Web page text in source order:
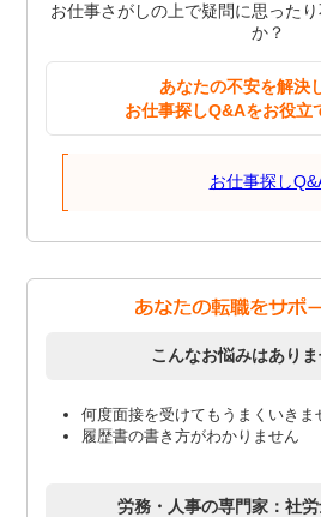
お仕事さがしの上で疑問に思った
か？
あなたの不安を解決
お仕事探しQ&Aをお役立
お仕事探し
こんなお悩みはありま
何度面接を受けてもうまくいきま
履歴書の書き方がわかりません
労務・人事の専門家：社